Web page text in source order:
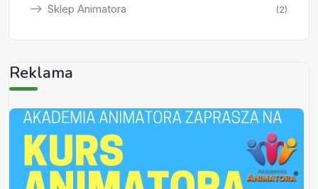
Sklep Animatora (2)
Reklama